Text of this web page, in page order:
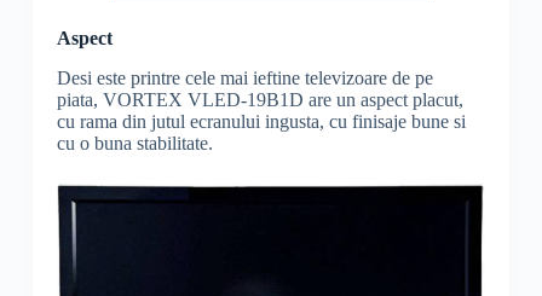
Aspect
Desi este printre cele mai ieftine televizoare de pe
piata, VORTEX VLED-19B1D are un aspect placut,
cu rama din jutul ecranului ingusta, cu finisaje bune si
cu o buna stabilitate.